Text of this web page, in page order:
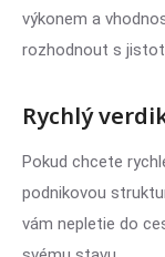
výkonem a
rozhodnout s
Rychlý
Pokud chcete
podnikovou
vám nepletie do